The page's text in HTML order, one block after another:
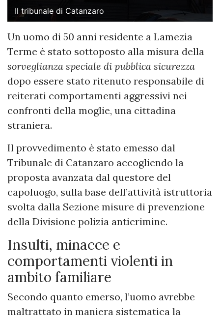
Il tribunale di Catanzaro
Un uomo di 50 anni residente a Lamezia
Terme è stato sottoposto alla misura della
sorveglianza speciale di pubblica sicurezza
dopo essere stato ritenuto responsabile di
reiterati comportamenti aggressivi nei
confronti della moglie, una cittadina
straniera.
Il provvedimento è stato emesso dal
Tribunale di Catanzaro accogliendo la
proposta avanzata dal questore del
capoluogo, sulla base dell’attività istruttoria
svolta dalla Sezione misure di prevenzione
della Divisione polizia anticrimine.
Insulti, minacce e
comportamenti violenti in
ambito familiare
Secondo quanto emerso, l’uomo avrebbe
maltrattato in maniera sistematica la